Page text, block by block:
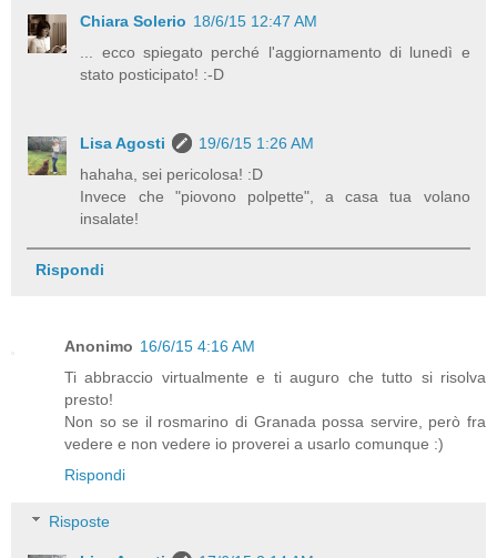
Chiara Solerio 18/6/15 12:47 AM
... ecco spiegato perché l'aggiornamento di lunedì e
stato posticipato! :-D
Lisa Agosti
19/6/15 1:26 AM
hahaha, sei pericolosa! :D
Invece che "piovono polpette", a casa tua volano
insalate!
Rispondi
Anonimo 16/6/15 4:16 AM
Ti abbraccio virtualmente e ti auguro che tutto si risolva
presto!
Non so se il rosmarino di Granada possa servire, però fra
vedere e non vedere io proverei a usarlo comunque :)
Rispondi
Risposte